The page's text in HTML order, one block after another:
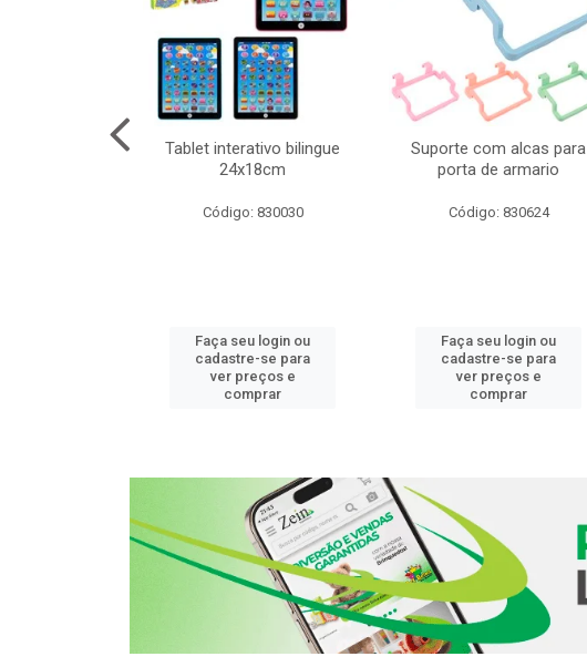
Tablet interativo bilingue
24x18cm
Código: 830030
Faça seu login ou
cadastre-se para
ver preços e
comprar
Suporte com alcas para
porta de armario
Código: 830624
Faça seu login ou
cadastre-se para
ver preços e
comprar